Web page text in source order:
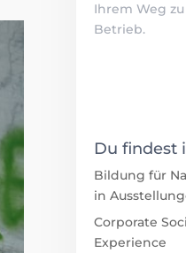
Ihrem Weg
Betrieb.
Du findest
Bildung für
in
Corporate
Experience